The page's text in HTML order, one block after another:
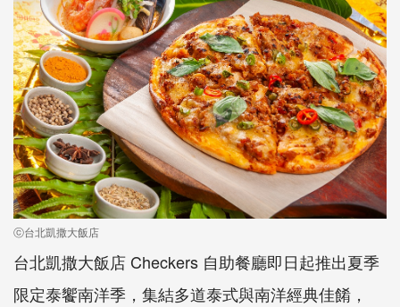
ⓒ台北凱撒大飯店
台北凱撒大飯店 Checkers 自助餐廳即日起推出夏季
限定泰饗南洋季，集結多道泰式與南洋經典佳餚，